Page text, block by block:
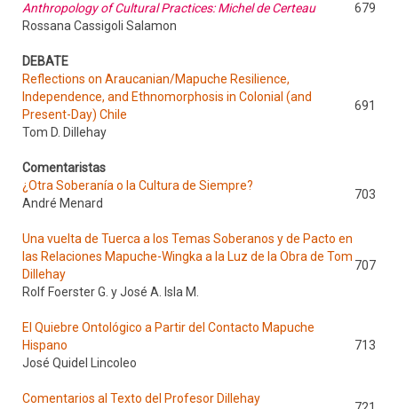
Anthropology of Cultural Practices: Michel de Certeau
679
Rossana Cassigoli Salamon
DEBATE
Reflections on Araucanian/Mapuche Resilience,
Independence, and Ethnomorphosis in Colonial (and
Present-Day) Chile
691
Tom D. Dillehay
Comentaristas
¿Otra Soberanía o la Cultura de Siempre?
703
André Menard
Una vuelta de Tuerca a los Temas Soberanos y de Pacto en
las Relaciones Mapuche-Wingka a la Luz de la Obra de Tom
Dillehay
707
Rolf Foerster G. y José A. Isla M.
El Quiebre Ontológico a Partir del Contacto Mapuche
Hispano
713
José Quidel Lincoleo
Comentarios al Texto del Profesor Dillehay